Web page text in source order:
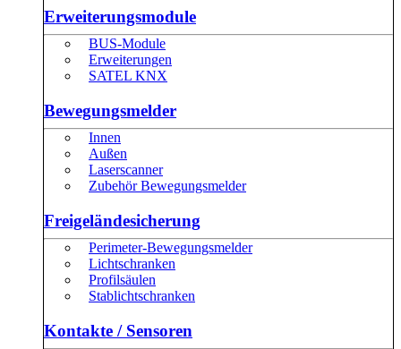
Erweiterungsmodule
BUS-Module
Erweiterungen
SATEL KNX
Bewegungsmelder
Innen
Außen
Laserscanner
Zubehör Bewegungsmelder
Freigeländesicherung
Perimeter-Bewegungsmelder
Lichtschranken
Profilsäulen
Stablichtschranken
Kontakte / Sensoren